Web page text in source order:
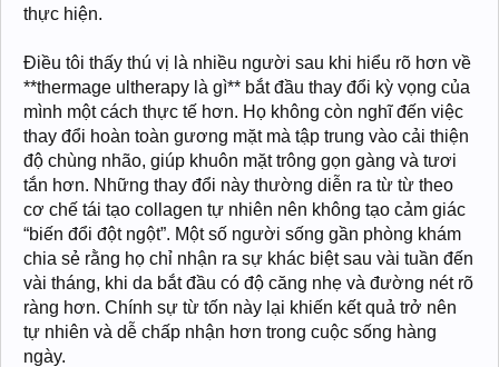
thực hiện.
Điều tôi thấy thú vị là nhiều người sau khi hiểu rõ hơn về
**thermage ultherapy là gì** bắt đầu thay đổi kỳ vọng của
mình một cách thực tế hơn. Họ không còn nghĩ đến việc
thay đổi hoàn toàn gương mặt mà tập trung vào cải thiện
độ chùng nhão, giúp khuôn mặt trông gọn gàng và tươi
tắn hơn. Những thay đổi này thường diễn ra từ từ theo
cơ chế tái tạo collagen tự nhiên nên không tạo cảm giác
“biến đổi đột ngột”. Một số người sống gần phòng khám
chia sẻ rằng họ chỉ nhận ra sự khác biệt sau vài tuần đến
vài tháng, khi da bắt đầu có độ căng nhẹ và đường nét rõ
ràng hơn. Chính sự từ tốn này lại khiến kết quả trở nên
tự nhiên và dễ chấp nhận hơn trong cuộc sống hàng
ngày.